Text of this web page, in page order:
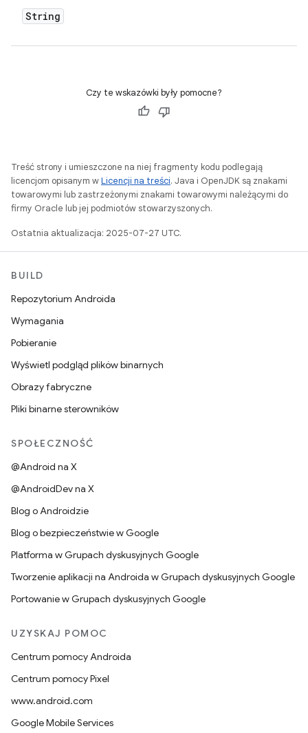
String
Czy te wskazówki były pomocne?
Treść strony i umieszczone na niej fragmenty kodu podlegają
licencjom opisanym wLicencji na treści. Java i OpenJDK są znakami
towarowymi lub zastrzeżonymi znakami towarowymi należącymi do
firmy Oracle lub jej podmiotów stowarzyszonych.
Ostatnia aktualizacja: 2025-07-27 UTC.
BUILD
Repozytorium Androida
Wymagania
Pobieranie
Wyświetl podgląd plików binarnych
Obrazy fabryczne
Pliki binarne sterowników
SPOŁECZNOŚĆ
@Android na X
@AndroidDev na X
Blog o Androidzie
Blog o bezpieczeństwie w Google
Platforma w Grupach dyskusyjnych Google
Tworzenie aplikacji na Androida w Grupach dyskusyjnych Google
Portowanie w Grupach dyskusyjnych Google
UZYSKAJ POMOC
Centrum pomocy Androida
Centrum pomocy Pixel
www.android.com
Google Mobile Services